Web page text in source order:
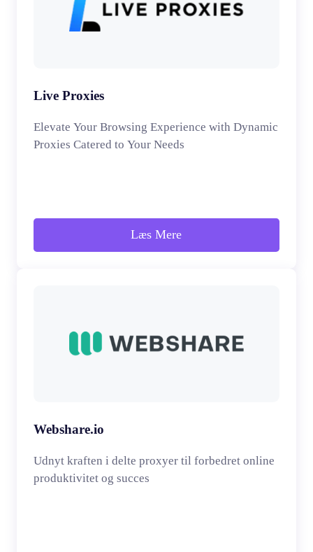
Live Proxies
Elevate Your Browsing Experience with Dynamic
Proxies Catered to Your Needs
Læs Mere
Webshare.io
Udnyt kraften i delte proxyer til forbedret online
produktivitet og succes